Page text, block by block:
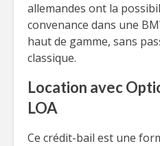
allemandes ont la
convenance dans une
haut de gamme, sans
classique.
Location avec
LOA
Ce crédit-bail est une